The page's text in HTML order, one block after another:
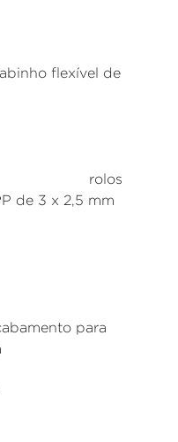
flexível de
3 x 2,5 mm
para